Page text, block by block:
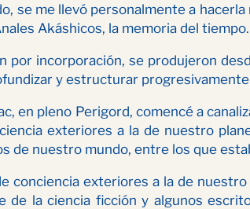
se me llevó personalmente a
Akáshicos, la memoria del
por incorporación, se produjeron
y estructurar
en pleno Perigord, comencé a
exteriores a la de nuestro
de nuestro mundo, entre los que
conciencia exteriores a la de
de la ciencia ficción y algunos